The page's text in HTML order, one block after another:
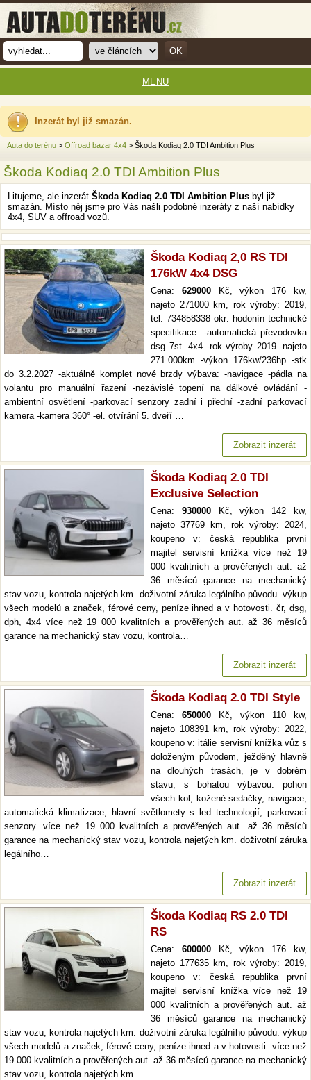
Inzerát byl již smazán.
Auta do terénu > Offroad bazar 4x4 > Škoda Kodiaq 2.0 TDI Ambition Plus
Škoda Kodiaq 2.0 TDI Ambition Plus
Litujeme, ale inzerát Škoda Kodiaq 2.0 TDI Ambition Plus byl již
smazán. Místo něj jsme pro Vás našli podobné inzeráty z naší nabídky
4x4, SUV a offroad vozů.
Škoda Kodiaq 2,0 RS TDI
176kW 4x4 DSG
Cena: 629000Kč, výkon 176 kw,
najeto 271000 km, rok výroby: 2019,
tel: 734858338 okr: hodonín technické
specifikace: -automatická převodovka
dsg 7st. 4x4 -rok výroby 2019 -najeto
271.000km -výkon 176kw/236hp -stk
do 3.2.2027 -aktuálně komplet nové brzdy výbava: -navigace -pádla na
volantu pro manuální řazení -nezávislé topení na dálkové ovládání -
ambientní osvětlení -parkovací senzory zadní i přední -zadní parkovací
kamera -kamera 360° -el. otvírání 5. dveří …
Zobrazit inzerát
Škoda Kodiaq 2.0 TDI
Exclusive Selection
Cena: 930000Kč, výkon 142 kw,
najeto 37769 km, rok výroby: 2024,
koupeno v: česká republika první
majitel servisní knížka více než 19
000 kvalitních a prověřených aut. až
36 měsíců garance na mechanický
stav vozu, kontrola najetých km. doživotní záruka legálního původu. výkup
všech modelů a značek, férové ceny, peníze ihned a v hotovosti. čr, dsg,
dph, 4x4 více než 19 000 kvalitních a prověřených aut. až 36 měsíců
garance na mechanický stav vozu, kontrola…
Zobrazit inzerát
Škoda Kodiaq 2.0 TDI Style
Cena: 650000 Kč, výkon 110 kw,
najeto 108391 km, rok výroby: 2022,
koupeno v: itálie servisní knížka vůz s
doloženým původem, ježděný hlavně
na dlouhých trasách, je v dobrém
stavu, s bohatou výbavou: pohon
všech kol, kožené sedačky, navigace,
automatická klimatizace, hlavní světlomety s led technologií, parkovací
senzory. více než 19 000 kvalitních a prověřených aut. až 36 měsíců
garance na mechanický stav vozu, kontrola najetých km. doživotní záruka
legálního…
Zobrazit inzerát
Škoda Kodiaq RS 2.0 TDI
RS
Cena: 600000Kč, výkon 176 kw,
najeto 177635 km, rok výroby: 2019,
koupeno v: česká republika první
majitel servisní knížka více než 19
000 kvalitních a prověřených aut. až
36 měsíců garance na mechanický
stav vozu, kontrola najetých km. doživotní záruka legálního původu. výkup
všech modelů a značek, férové ceny, peníze ihned a v hotovosti. více než
19 000 kvalitních a prověřených aut. až 36 měsíců garance na mechanický
stav vozu, kontrola najetých km.…
MENU